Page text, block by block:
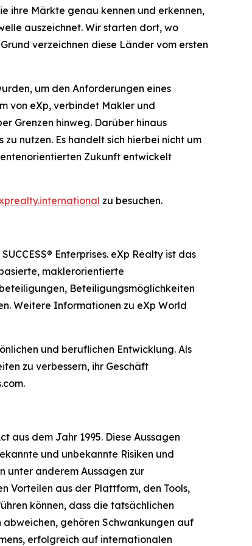
ihre Märkte genau kennen und erkennen,
auszeichnet. Wir starten dort, wo
verzeichnen diese Länder vom ersten
um den Anforderungen eines
von eXp, verbindet Makler und
Grenzen hinweg. Darüber hinaus
nutzen. Es handelt sich hierbei nicht um
Zukunft entwickelt
zu besuchen.
Enterprises. eXp Realty ist das
maklerorientierte
Beteiligungsmöglichkeiten
Weitere Informationen zu eXp World
und beruflichen Entwicklung. Als
zu verbessern, ihr Geschäft
aus dem Jahr 1995. Diese Aussagen
und unbekannte Risiken und
unter anderem Aussagen zur
Vorteilen aus der Plattform, den Tools,
können, dass die tatsächlichen
gehören Schwankungen auf
erfolgreich auf internationalen